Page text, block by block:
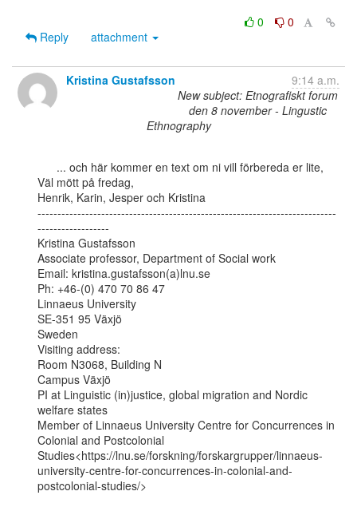
0
0
Reply
attachment
Kristina Gustafsson
9:14 a.m.
New subject: Etnografiskt forum
den 8 november - Lingustic
Ethnography
Väl mött på fredag,
Henrik, Karin, Jesper och Kristina
---------------------------------------------------------------------------
------------------
Kristina Gustafsson
Associate professor, Department of Social work
Email: kristina.gustafsson(a)lnu.se
Ph: +46-(0) 470 70 86 47
Linnaeus University
SE-351 95 Växjö
Sweden
Visiting address:
Room N3068, Building N
Campus Växjö
PI at Linguistic (in)justice, global migration and Nordic
welfare states
Member of Linnaeus University Centre for Concurrences in
Colonial and Postcolonial
Studies<https://lnu.se/forskning/forskargrupper/linnaeus-
university-centre-for-concurrences-in-colonial-and-
postcolonial-studies/>